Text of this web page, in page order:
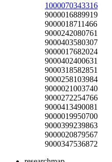
1000070343316
9000016889919
9000018711466
9000242080761
9000403580307
9000017682024
9000402400631
9000318582851
9000258103984
9000021003740
9000272254766
9000413490081
9000019950700
9000399239863
9000020879567
9000347536872